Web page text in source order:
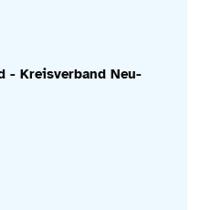
- Kreisverband Neu-